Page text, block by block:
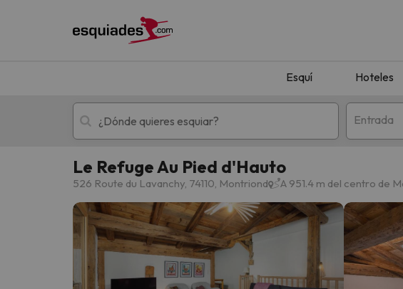
Esquí Hoteles
Entrada
Esquí Escapadas
Le Refuge Au Pied d'Hauto
526 Route du Lavanchy, 74110, Montriond A 951.4 m del centro de